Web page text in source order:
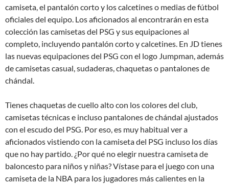
camiseta, el pantalón corto y los calcetines o medias de fútbol
oficiales del equipo. Los aficionados al encontrarán en esta
colección las camisetas del PSG y sus equipaciones al
completo, incluyendo pantalón corto y calcetines. En JD tienes
las nuevas equipaciones del PSG con el logo Jumpman, además
de camisetas casual, sudaderas, chaquetas o pantalones de
chándal.
Tienes chaquetas de cuello alto con los colores del club,
camisetas técnicas e incluso pantalones de chándal ajustados
con el escudo del PSG. Por eso, es muy habitual ver a
aficionados vistiendo con la camiseta del PSG incluso los días
que no hay partido. ¿Por qué no elegir nuestra camiseta de
baloncesto para niños y niñas? Vístase para el juego con una
camiseta de la NBA para los jugadores más calientes en la